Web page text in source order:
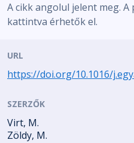
A cikk angolul jelent meg.
kattintva érhetők el.
URL
https://doi.org/10.1016/
SZERZŐK
Virt, M.
Zöldy, M.